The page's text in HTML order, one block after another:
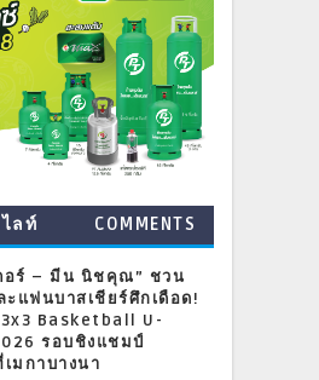
ลท์ COMMENTS
อร์ – มีน นิชคุณ” ชวน
ะแฟนบาสเชียร์ศึกเดือด!
Basketball U-
รอบชิงแชมป์
มกาบางนา